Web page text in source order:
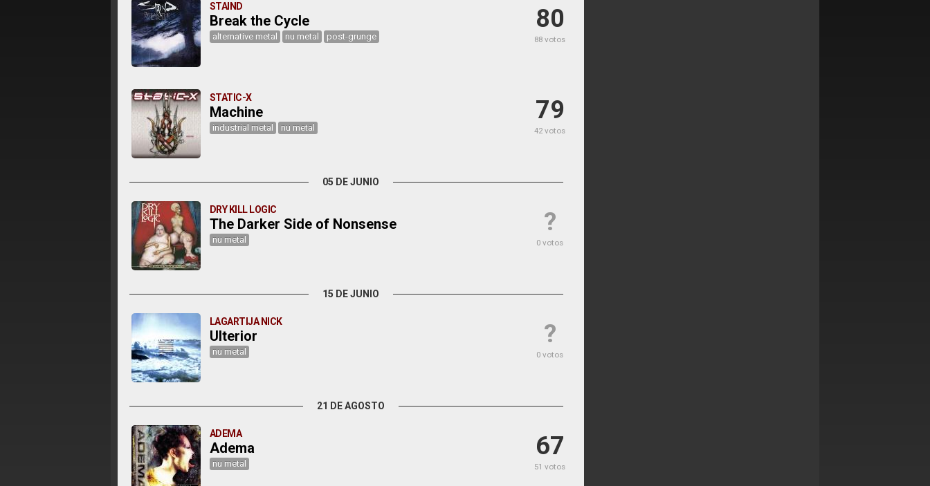
80
88 votos
STAIND
Break the Cycle
alternative metal nu metal post-grunge
79
42 votos
STATIC-X
Machine
industrial metal nu metal
05 DE JUNIO
?
0 votos
DRY KILL LOGIC
The Darker Side of Nonsense
nu metal
15 DE JUNIO
?
0 votos
LAGARTIJA NICK
Ulterior
nu metal
21 DE AGOSTO
67
51 votos
ADEMA
Adema
nu metal